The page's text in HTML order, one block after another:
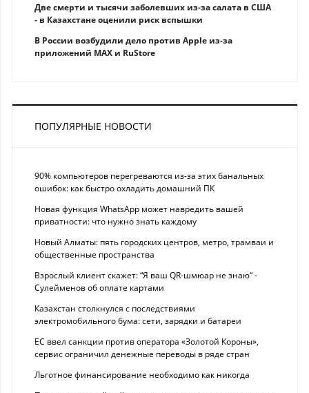
Две смерти и тысячи заболевших из-за салата в США
- в Казахстане оценили риск вспышки
В России возбудили дело против Apple из-за
приложений MAX и RuStore
ПОПУЛЯРНЫЕ НОВОСТИ
90% компьютеров перегреваются из-за этих банальных
ошибок: как быстро охладить домашний ПК
Новая функция WhatsApp может навредить вашей
приватности: что нужно знать каждому
Новый Алматы: пять городских центров, метро, трамваи и
общественные пространства
Взрослый клиент скажет: “Я ваш QR-шмюар не знаю“ -
Сулейменов об оплате картами
Казахстан столкнулся с последствиями
электромобильного бума: сети, зарядки и батареи
ЕС ввел санкции против оператора «Золотой Короны»,
сервис ограничил денежные переводы в ряде стран
Льготное финансирование необходимо как никогда